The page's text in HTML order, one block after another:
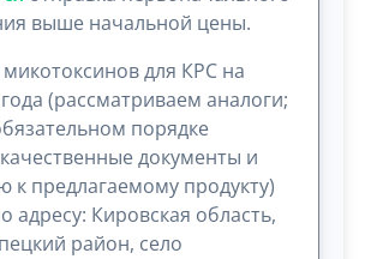
выше начальной цены.
для КРС на
(рассматриваем аналоги;
порядке
документы и
к предлагаемому продукту)
адресу: Кировская область,
район, село